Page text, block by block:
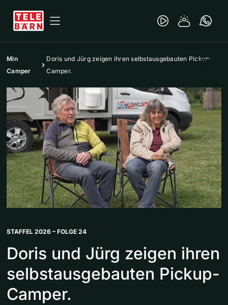
Min
Camper
Doris und Jürg zeigen ihren selbstausgebauten Pickup-
Camper.
STAFFEL 2026 – FOLGE 24
Doris und Jürg zeigen ihren
selbstausgebauten Pickup-
Camper.